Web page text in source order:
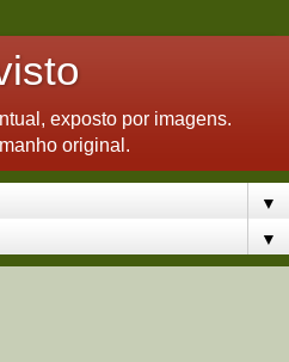
exposto por imagens.
original.
▼
▼